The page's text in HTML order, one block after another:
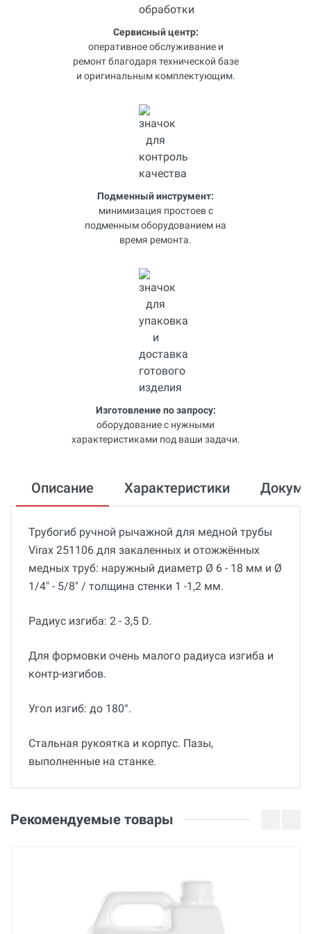
Сервисный центр:
оперативное обслуживание и
ремонт благодаря технической базе
и оригинальным комплектующим.
Подменный инструмент:
минимизация простоев с
подменным оборудованием на
время ремонта.
Изготовление по запросу:
оборудование с нужными
характеристиками под ваши задачи.
Описание Характеристики
Трубогиб ручной рычажной для медной трубы
Virax 251106 для закаленных и отожжённых
медных труб: наружный диаметр Ø 6 - 18 мм и Ø
1/4" - 5/8" / толщина стенки 1 -1,2 мм.
Радиус изгиба: 2 - 3,5 D.
Для формовки очень малого радиуса изгиба и
контр-изгибов.
Угол изгиб: до 180°.
Стальная рукоятка и корпус. Пазы,
выполненные на станке.
36 месяцев
Страна производства
1
Рекомендуемые товары